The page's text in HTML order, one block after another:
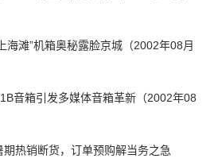
滩”机箱奥秘露脸京城（2002年08月
箱引发多媒体音箱革新（2002年08
热销断货，订单预购解当务之急